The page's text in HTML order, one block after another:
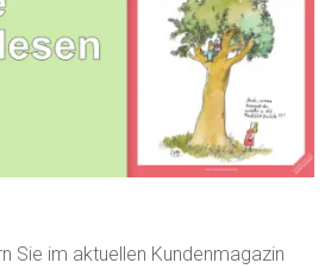
Sie im aktuellen Kundenmagazin